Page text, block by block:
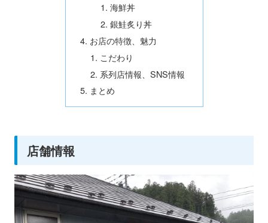
海鮮丼
銀鮭炙り丼
お店の特徴、魅力
こだわり
系列店情報、SNS情報
まとめ
店舗情報